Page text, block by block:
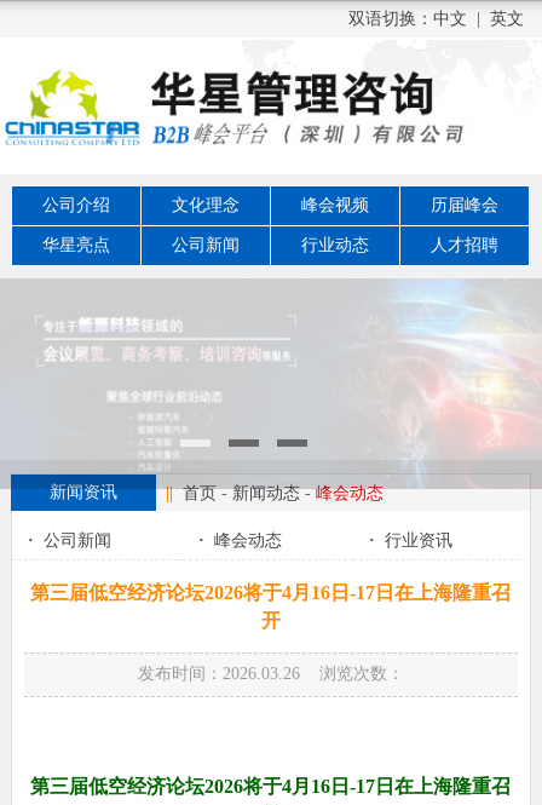
双语切换： 中文 英文
公司介绍 文化理念 峰会视频 历届峰会
华星亮点 公司新闻 行业动态 人才招聘
新闻资讯 || 首页-新闻动态-峰会动态
· 公司新闻 · 峰会动态 · 行业资讯
第三届低空经济论坛2026将于4月16日-17日在上海隆重召
开
发布时间：2026.03.26 浏览次数：
第三届低空经济论坛2026将于4月 16 日-17 日在上海隆重召